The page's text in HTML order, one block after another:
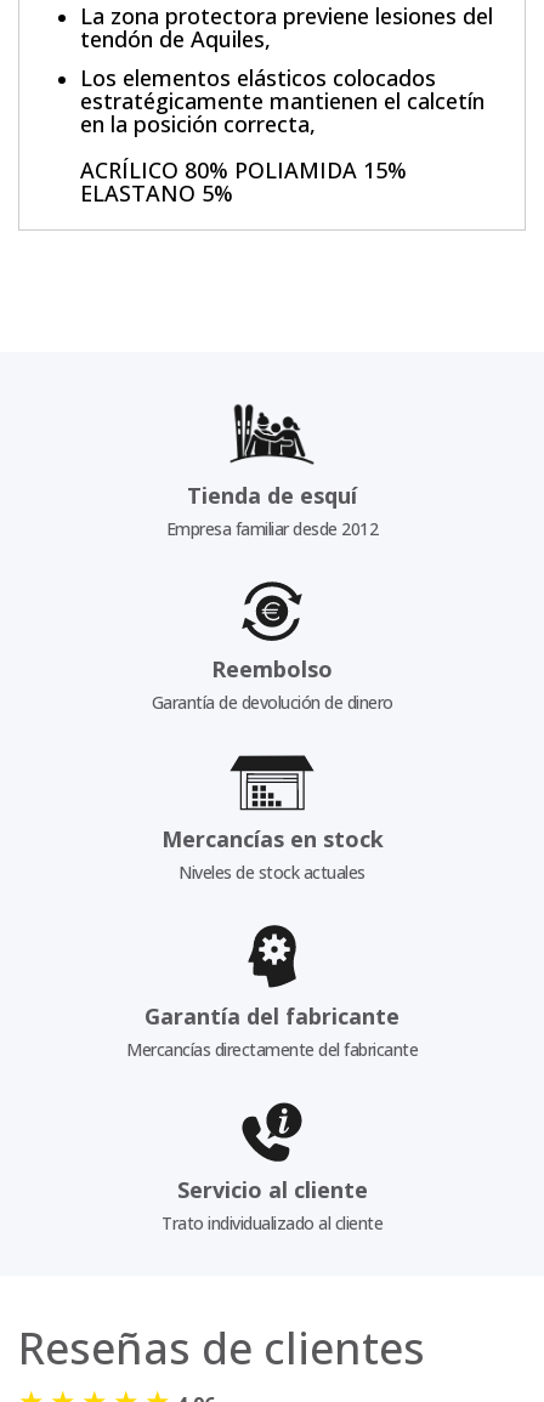
La zona protectora previene lesiones del
tendón de Aquiles,
Los elementos elásticos colocados
estratégicamente mantienen el calcetín
en la posición correcta,
ACRÍLICO 80% POLIAMIDA 15%
ELASTANO 5%
Tienda de esquí
Empresa familiar desde 2012
Reembolso
Garantía de devolución de dinero
Mercancías en stock
Niveles de stock actuales
Garantía del fabricante
Mercancías directamente del fabricante
Servicio al cliente
Trato individualizado al cliente
Reseñas de clientes